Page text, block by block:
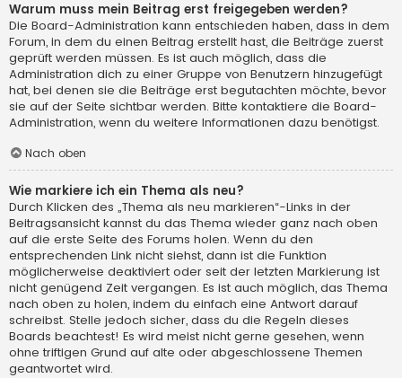
Warum muss mein Beitrag erst freigegeben werden?
Die Board-Administration kann entschieden haben, dass in dem
Forum, in dem du einen Beitrag erstellt hast, die Beiträge zuerst
geprüft werden müssen. Es ist auch möglich, dass die
Administration dich zu einer Gruppe von Benutzern hinzugefügt
hat, bei denen sie die Beiträge erst begutachten möchte, bevor
sie auf der Seite sichtbar werden. Bitte kontaktiere die Board-
Administration, wenn du weitere Informationen dazu benötigst.
Nach oben
Wie markiere ich ein Thema als neu?
Durch Klicken des „Thema als neu markieren“-Links in der
Beitragsansicht kannst du das Thema wieder ganz nach oben
auf die erste Seite des Forums holen. Wenn du den
entsprechenden Link nicht siehst, dann ist die Funktion
möglicherweise deaktiviert oder seit der letzten Markierung ist
nicht genügend Zeit vergangen. Es ist auch möglich, das Thema
nach oben zu holen, indem du einfach eine Antwort darauf
schreibst. Stelle jedoch sicher, dass du die Regeln dieses
Boards beachtest! Es wird meist nicht gerne gesehen, wenn
ohne triftigen Grund auf alte oder abgeschlossene Themen
geantwortet wird.